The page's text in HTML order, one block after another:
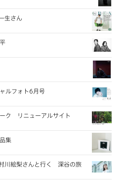
生さん
ルフォト6月号
ク リニューアルサイト
集
川絵梨さんと行く 深谷の旅